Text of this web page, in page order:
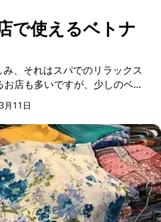
で使えるベトナ
、それはスパでのリラックス
コッと笑ってくれるはずです
月11日